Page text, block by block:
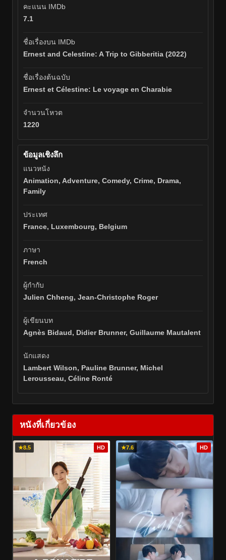
คะแนน IMDb
7.1
ชื่อเรื่องบน IMDb
Ernest and Celestine: A Trip to Gibberitia (2022)
ชื่อเรื่องต้นฉบับ
Ernest et Célestine: Le voyage en Charabie
จำนวนโหวต
1220
ข้อมูลเชิงลึก
แนวหนัง
Animation, Adventure, Comedy, Crime, Drama,
Family
ประเทศ
France, Luxembourg, Belgium
ภาษา
French
ผู้กำกับ
Julien Chheng, Jean-Christophe Roger
ผู้เขียนบท
Agnès Bidaud, Didier Brunner, Guillaume Mautalent
นักแสดง
Lambert Wilson, Pauline Brunner, Michel
Lerousseau, Céline Ronté
หนังที่เกี่ยวข้อง
★8.5 HD ★7.6 HD